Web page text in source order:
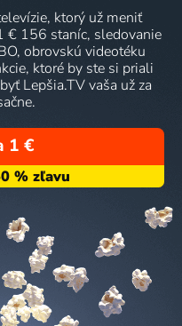
ktorý už meniť
€ 156 staníc, sledovanie
obrovskú videotéku
ktoré by ste si priali
Lepšia.TV vaša už za
1 €